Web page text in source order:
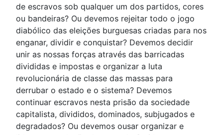
de escravos sob qualquer um dos partidos, cores
ou bandeiras? Ou devemos rejeitar todo o jogo
diabólico das eleições burguesas criadas para nos
enganar, dividir e conquistar? Devemos decidir
unir as nossas forças através das barricadas
divididas e impostas e organizar a luta
revolucionária de classe das massas para
derrubar o estado e o sistema? Devemos
continuar escravos nesta prisão da sociedade
capitalista, divididos, dominados, subjugados e
degradados? Ou devemos ousar organizar e